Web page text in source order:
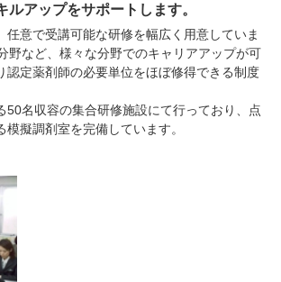
アップをサポートします。
意で受講可能な研修を幅広く用意していま
野など、様々な分野でのキャリアアップが可
認定薬剤師の必要単位をほぼ修得できる制度
50名収容の集合研修施設にて行っており、点
擬調剤室を完備しています。